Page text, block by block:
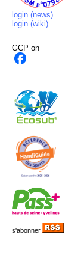
login (news)
login (wiki)
GCP on
s'abonner